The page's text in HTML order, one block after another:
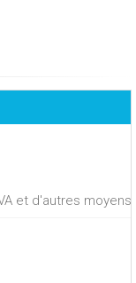
et d'autres